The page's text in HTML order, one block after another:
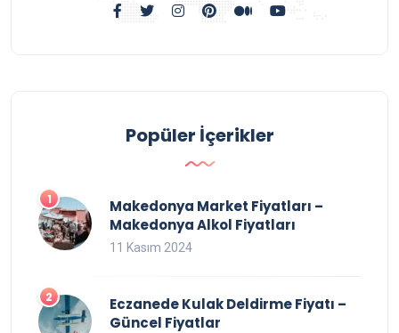
Popüler İçerikler
Makedonya Market Fiyatları –
Makedonya Alkol Fiyatları
11 Kasım 2024
Eczanede Kulak Deldirme Fiyatı –
Güncel Fiyatlar